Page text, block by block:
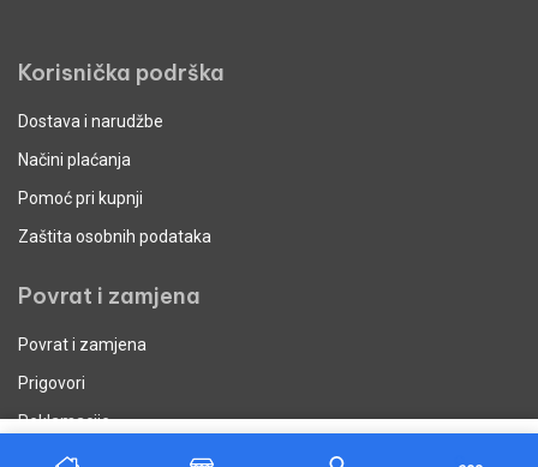
Dodaj u košaricu
Korisnička podrška
Dostava i narudžbe
Načini plaćanja
Pomoć pri kupnji
Zaštita osobnih podataka
Povrat i zamjena
Povrat i zamjena
Prigovori
Reklamacije
Uvjeti poslovanja